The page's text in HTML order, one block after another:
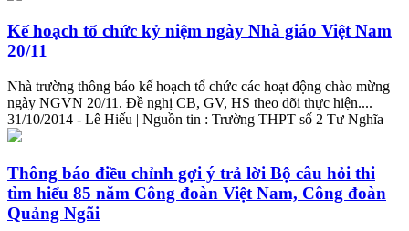
Kế hoạch tổ chức kỷ niệm ngày Nhà giáo Việt Nam
20/11
Nhà trường thông báo kế hoạch tổ chức các hoạt động chào mừng
ngày NGVN 20/11. Đề nghị CB, GV, HS theo dõi thực hiện....
31/10/2014 - Lê Hiếu | Nguồn tin : Trường THPT số 2 Tư Nghĩa
Thông báo điều chỉnh gợi ý trả lời Bộ câu hỏi thi
tìm hiểu 85 năm Công đoàn Việt Nam, Công đoàn
Quảng Ngãi